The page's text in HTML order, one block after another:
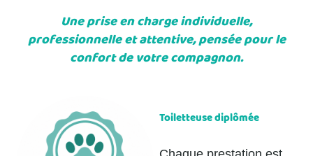
Une prise en charge individuelle,
professionnelle et attentive, pensée pour le
confort de votre compagnon.
Toiletteuse diplômée